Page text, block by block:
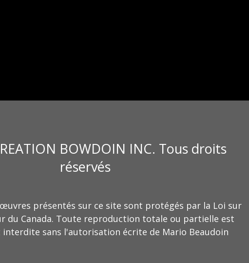
BOWDOIN INC. Tous droits
réservés
présentés sur ce site sont protégés par la Loi sur
du Canada. Toute reproduction totale ou partielle est
sans l'autorisation écrite de Mario Beaudoin